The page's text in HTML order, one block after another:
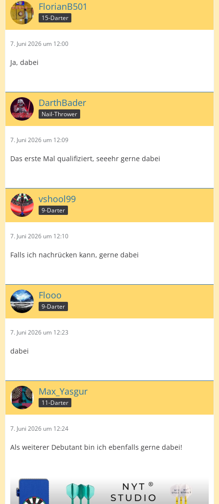
FlorianB501
15-Darter
7. Juni 2026 um 12:00
Ja, dabei
DarthBader
Nail-Thrower
7. Juni 2026 um 12:09
Das erste Mal qualifiziert, seeehr gerne dabei
vshool99
9-Darter
7. Juni 2026 um 12:10
Falls ich nachrücken kann, gerne dabei
Flooo
9-Darter
7. Juni 2026 um 12:23
dabei
Max_Yasgur
11-Darter
7. Juni 2026 um 12:24
Als weiterer Debutant bin ich ebenfalls gerne dabei!